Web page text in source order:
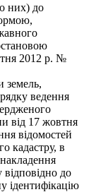
них) до
2012 р. №
земель,
ведення
від 17 жовтня
відомостей
кадастру, в
відповідно до
ідентифікацію